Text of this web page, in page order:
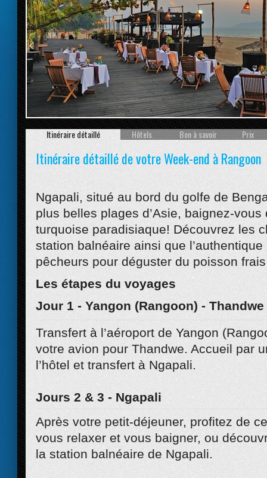
Prev
Itinéraire détaillé Hôtels Bon à savoir Prix
Itinéraire détaillé de votre Week-end à Rangoon
Ngapali, situé au bord du golfe de
plus belles plages d’Asie, baignez-vous
turquoise paradisiaque! Découvrez les
station balnéaire ainsi que
pêcheurs pour déguster du poisson
Les étapes du voyages
Jour 1 - Yangon (Rangoon) -
Transfert à l’aéroport de Yangon
votre avion pour Thandwe. Accueil par
l’hôtel et transfert à Ngapali.
Jours 2 & 3 - Ngapali
Après votre petit-déjeuner, profitez de
vous relaxer et vous baigner, ou
la station balnéaire de Ngapali.